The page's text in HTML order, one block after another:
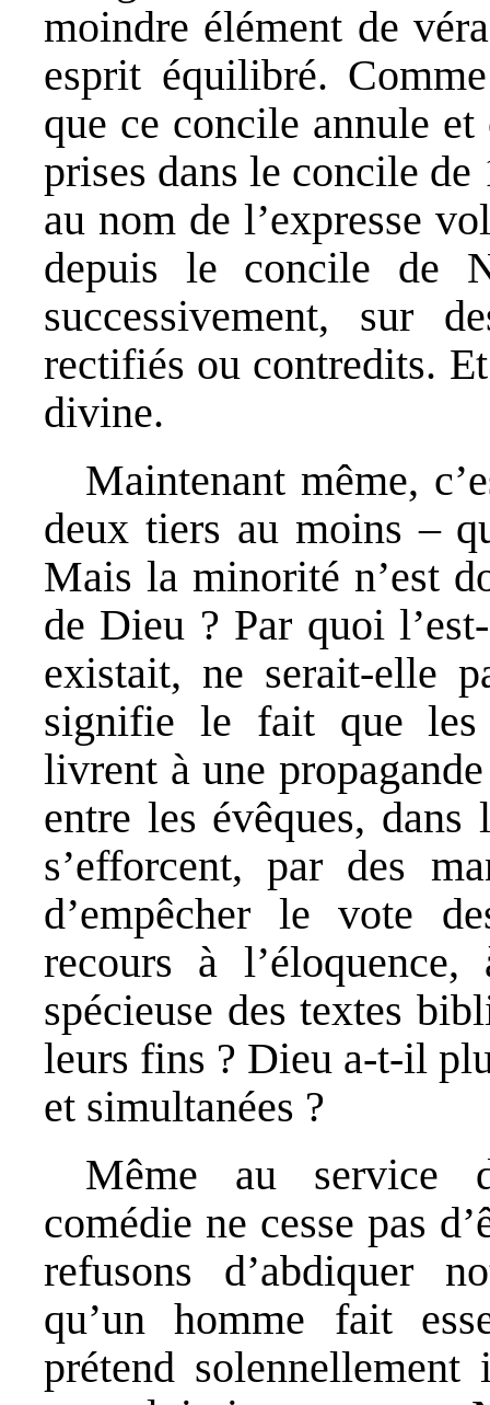
moindre élément de
esprit équilibré.
que ce concile annule et
prises dans le concile
au nom de l’expresse
depuis le concile de
successivement, sur
rectifiés ou contredits.
divine.
Maintenant même,
deux tiers au moins –
Mais la minorité n’est
de Dieu ? Par quoi
existait, ne serait-elle
signifie le fait que les
livrent à une
entre les évêques,
s’efforcent, par des
d’empêcher le vote
recours à
spécieuse des textes
leurs fins ? Dieu a-t-il
et simultanées ?
Même au service
comédie ne cesse pas
refusons d’abdiquer
qu’un homme fait
prétend